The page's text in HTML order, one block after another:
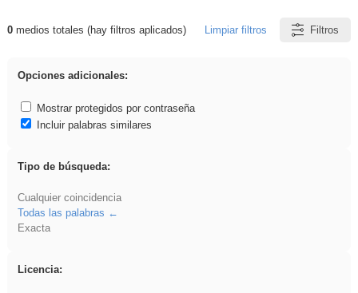
Resultados de: rezo
0medios totales (hay filtros aplicados) Limpiar filtros Filtros
Opciones adicionales:
Mostrar protegidos por contraseña
Incluir palabras similares
Tipo de búsqueda:
Cualquier coincidencia
Todas las palabras
Exacta
Licencia: